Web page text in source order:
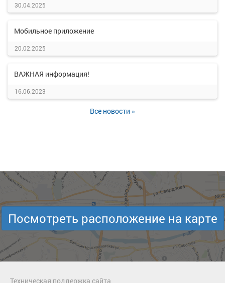
30.04.2025
Мобильное приложение
20.02.2025
ВАЖНАЯ информация!
16.06.2023
Все новости »
Посмотреть расположение на карте
Техническая поддержка сайта